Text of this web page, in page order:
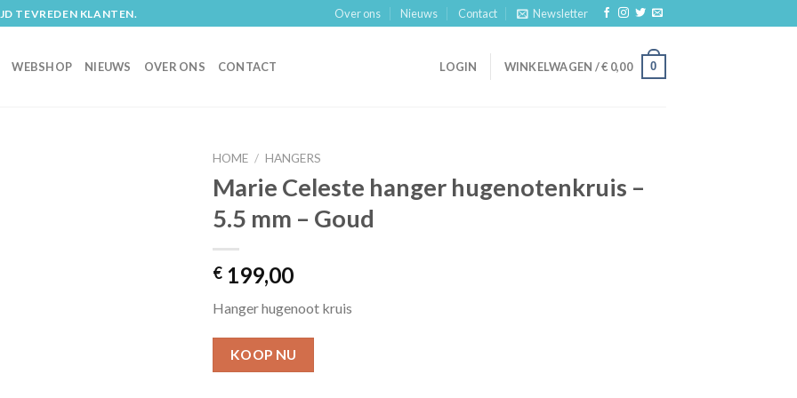
TEVREDEN KLANTEN. Over ons Nieuws Contact Newsletter
WEBSHOP NIEUWS OVER ONS CONTACT LOGIN WINKELWAGEN /€ 0,00 0
HOME / HANGERS
Marie Celeste hanger hugenotenkruis –
5.5 mm – Goud
€ 199,00
Hanger hugenoot kruis
KOOP NU